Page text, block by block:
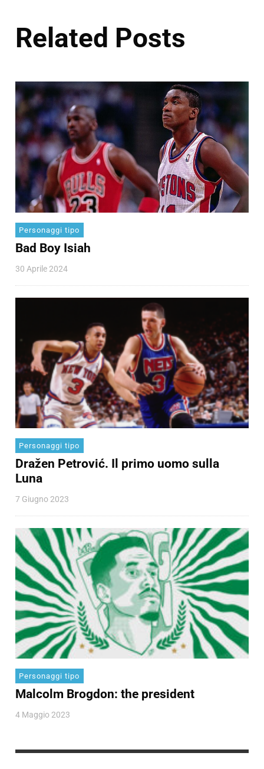
Related Posts
Personaggi tipo
Bad Boy Isiah
30 Aprile 2024
Personaggi tipo
Dražen Petrović. Il primo uomo sulla
Luna
7 Giugno 2023
Personaggi tipo
Malcolm Brogdon: the president
4 Maggio 2023